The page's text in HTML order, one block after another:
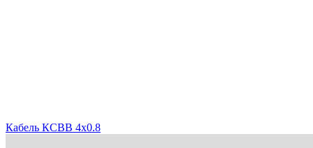
Кабель КСВВ 4x0.8